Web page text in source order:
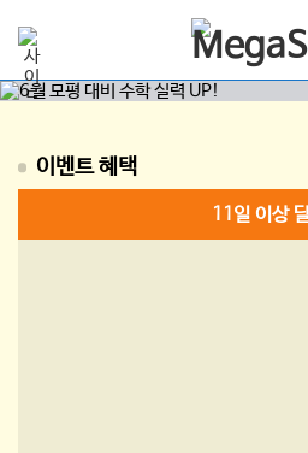
이벤트 기간 2026년 5월 18일(월) ~
이벤트 혜택
11일 이상